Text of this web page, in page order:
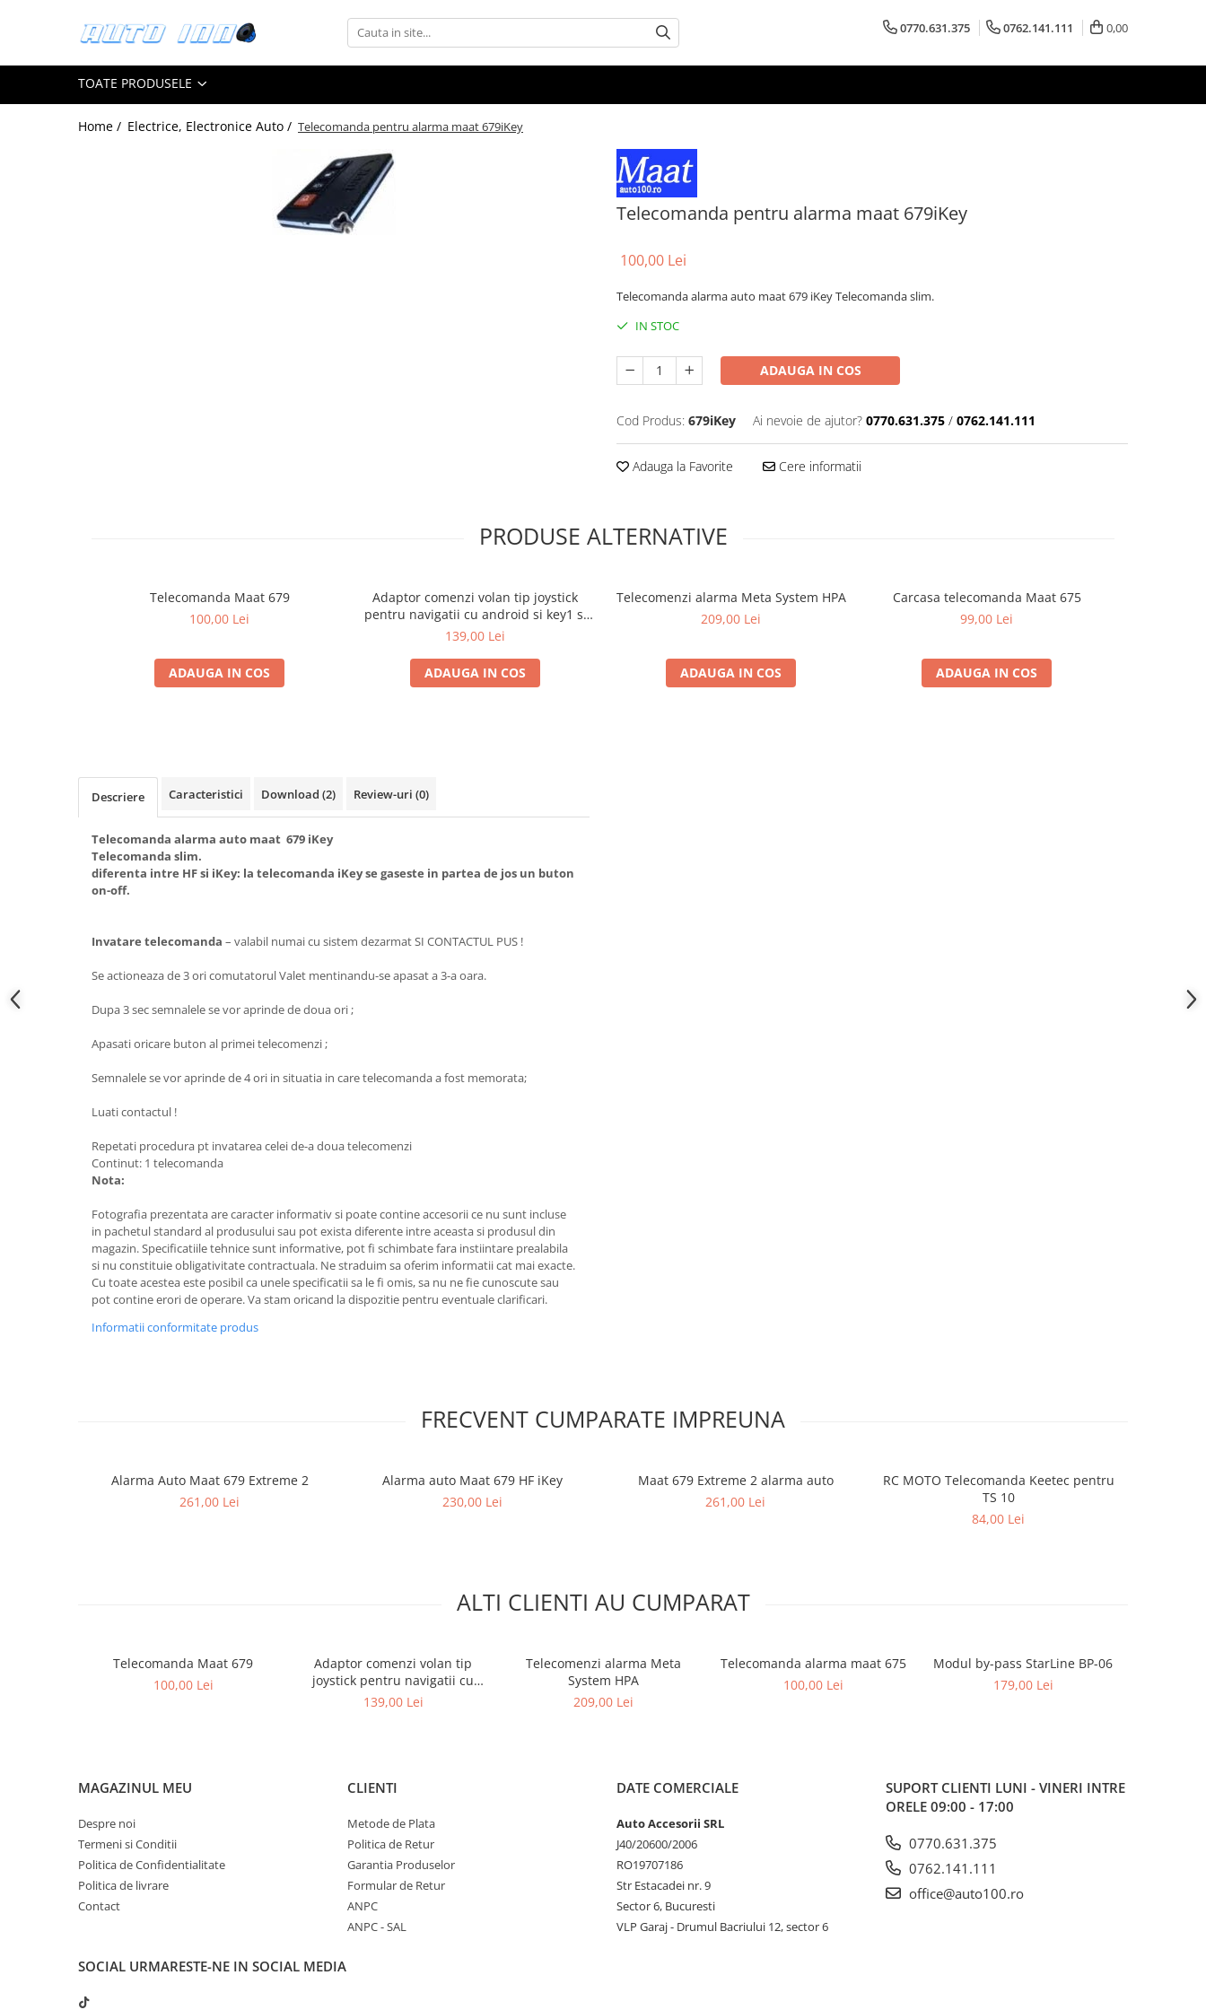
Accesorii interior
Difuzoare, boxe auto coaxiale
Difuzoare-Sisteme / Componente
Electrice, Electronice Auto
Accesorii alarme auto
Alarme auto Alarme masina
Detectoare Radar
Consumabile Service
Instrumente Atelier
Amortizoare hayon
Accesorii auto
Stergatoare auto
Lumini ambientale
0770.631.375 0762.141.111 0,00
TOATE PRODUSELE
Home / Electrice, Electronice Auto / Telecomanda pentru alarma maat 679iKey
Telecomanda pentru alarma maat 679iKey
100,00 Lei
Telecomanda alarma auto maat 679 iKey Telecomanda slim.
IN STOC
ADAUGA IN COS
Cod Produs: 679iKey Ai nevoie de ajutor? 0770.631.375 / 0762.141.111
Adauga la Favorite Cere informatii
PRODUSE ALTERNATIVE
Telecomanda Maat 679
100,00 Lei
ADAUGA IN COS
Adaptor comenzi volan tip joystick
pentru navigatii cu android si key1 si
key2
139,00 Lei
ADAUGA IN COS
Telecomenzi alarma Meta System HPA
209,00 Lei
ADAUGA IN COS
Carcasa telecomanda Maat 675
99,00 Lei
ADAUGA IN COS
Descriere Caracteristici Download (2) Review-uri (0)
Telecomanda alarma auto maat 679 iKey
Telecomanda slim.
diferenta intre HF si iKey: la telecomanda iKey se gaseste in partea de jos un buton
on-off.
Invatare telecomanda – valabil numai cu sistem dezarmat SI CONTACTUL PUS !
Se actioneaza de 3 ori comutatorul Valet mentinandu-se apasat a 3-a oara.
Dupa 3 sec semnalele se vor aprinde de doua ori ;
Apasati oricare buton al primei telecomenzi ;
Semnalele se vor aprinde de 4 ori in situatia in care telecomanda a fost memorata;
Luati contactul !
Repetati procedura pt invatarea celei de-a doua telecomenzi
Continut: 1 telecomanda
Nota:
Fotografia prezentata are caracter informativ si poate contine accesorii ce nu sunt incluse
in pachetul standard al produsului sau pot exista diferente intre aceasta si produsul din
magazin. Specificatiile tehnice sunt informative, pot fi schimbate fara instiintare prealabila
si nu constituie obligativitate contractuala. Ne straduim sa oferim informatii cat mai exacte.
Cu toate acestea este posibil ca unele specificatii sa le fi omis, sa nu ne fie cunoscute sau
pot contine erori de operare. Va stam oricand la dispozitie pentru eventuale clarificari.
Informatii conformitate produs
FRECVENT CUMPARATE IMPREUNA
Alarma Auto Maat 679 Extreme 2
261,00 Lei
Alarma auto Maat 679 HF iKey
230,00 Lei
Maat 679 Extreme 2 alarma auto
261,00 Lei
RC MOTO Telecomanda Keetec pentru
TS 10
84,00 Lei
ALTI CLIENTI AU CUMPARAT
Telecomanda Maat 679
100,00 Lei
Adaptor comenzi volan tip
joystick pentru navigatii cu
android si key1 si key2
139,00 Lei
Telecomenzi alarma Meta
System HPA
209,00 Lei
Telecomanda alarma maat 675
100,00 Lei
Modul by-pass StarLine BP-06
179,00 Lei
MAGAZINUL MEU
Despre noi
Termeni si Conditii
Politica de Confidentialitate
Politica de livrare
Contact
CLIENTI
Metode de Plata
Politica de Retur
Garantia Produselor
Formular de Retur
ANPC
ANPC - SAL
DATE COMERCIALE
Auto Accesorii SRL
J40/20600/2006
RO19707186
Str Estacadei nr. 9
Sector 6, Bucuresti
VLP Garaj - Drumul Bacriului 12, sector 6
SUPORT CLIENTI LUNI - VINERI INTRE
ORELE 09:00 - 17:00
0770.631.375
0762.141.111
office@auto100.ro
SOCIAL URMARESTE-NE IN SOCIAL MEDIA